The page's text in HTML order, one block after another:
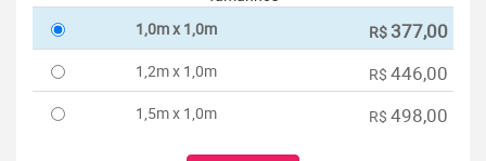
1,0m x 1,0m
R$ 377,00
1,2m x 1,0m R$ 446,00
1,5m x 1,0m R$ 498,00